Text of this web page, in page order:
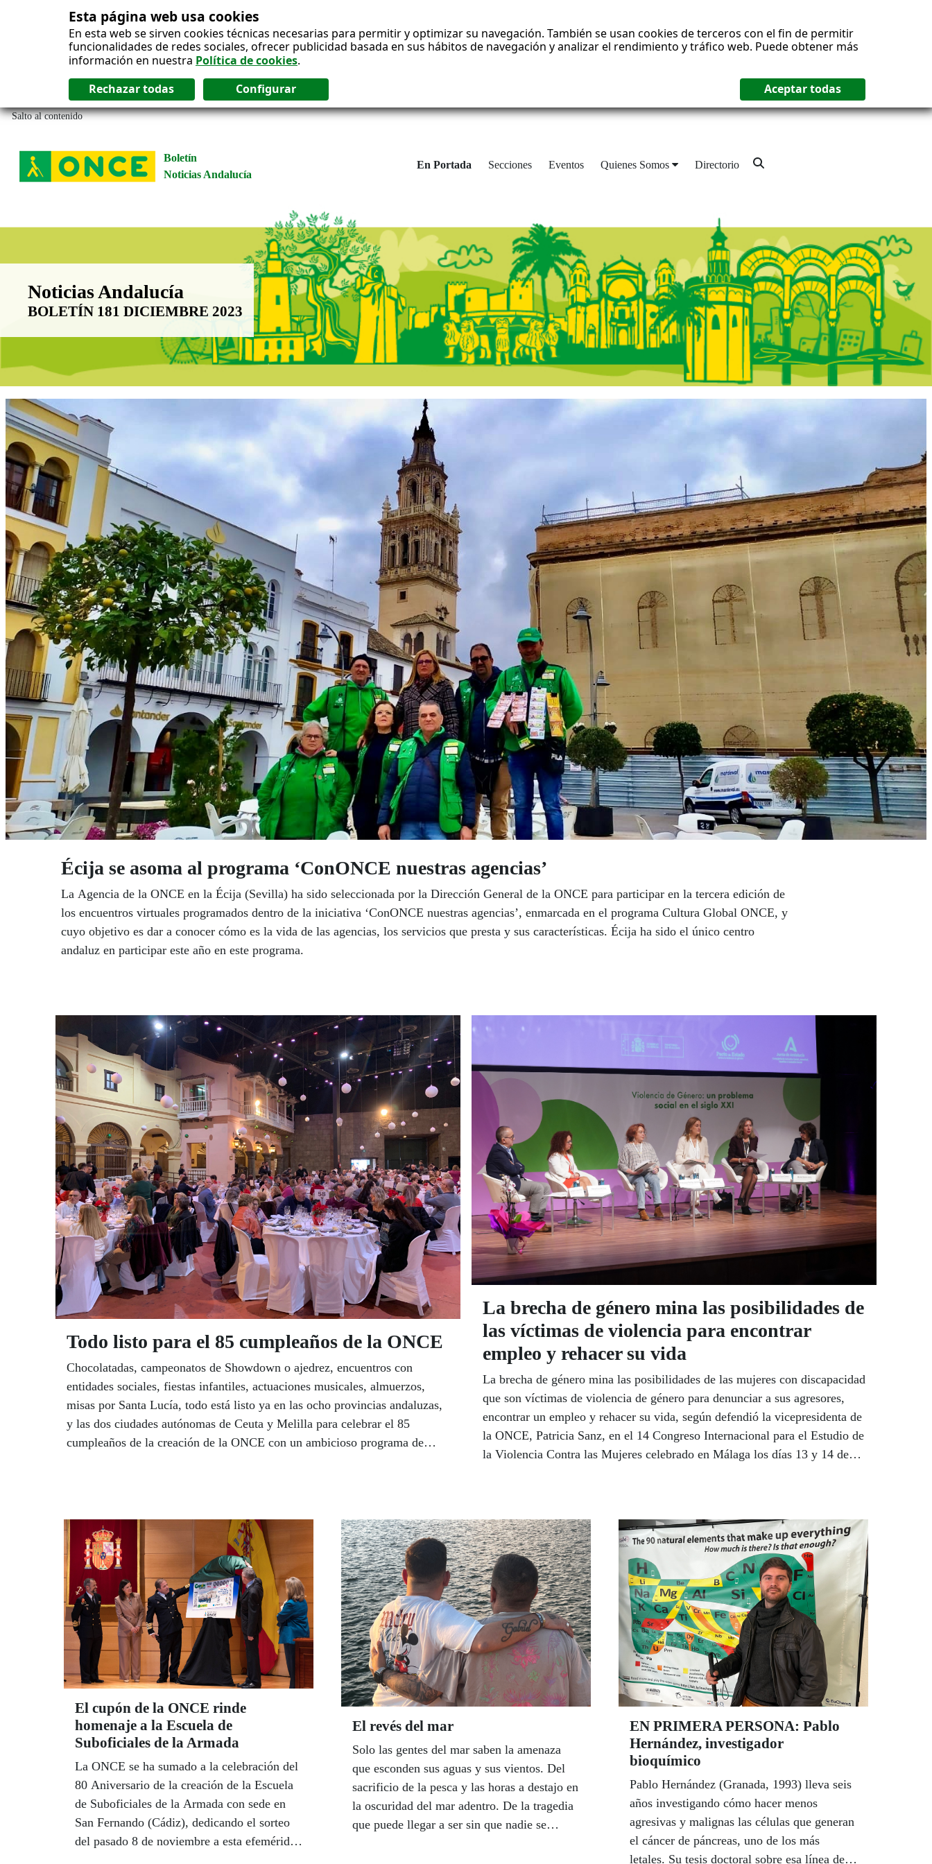
Esta página web usa cookies
En esta web se sirven cookies técnicas necesarias para permitir y optimizar su navegación. También se usan cookies de terceros con el fin de permitir
funcionalidades de redes sociales, ofrecer publicidad basada en sus hábitos de navegación y analizar el rendimiento y tráfico web. Puede obtener más
información en nuestra Política de cookies.
Salto al contenido
Boletín
Noticias Andalucía
En Portada Secciones Eventos Quienes Somos Directorio
Boletín Noticias Andalucía
Noticias Andalucía
BOLETÍN 181 DICIEMBRE 2023
Boletín Noticias Andalucía - En Portada
Écija se asoma al programa ‘ConONCE nuestras agencias’
La Agencia de la ONCE en la Écija (Sevilla) ha sido seleccionada por la Dirección General de la ONCE para participar en la tercera edición de
los encuentros virtuales programados dentro de la iniciativa ‘ConONCE nuestras agencias’, enmarcada en el programa Cultura Global ONCE, y
cuyo objetivo es dar a conocer cómo es la vida de las agencias, los servicios que presta y sus características. Écija ha sido el único centro
andaluz en participar este año en este programa.
Todo listo para el 85 cumpleaños de la ONCE
Chocolatadas, campeonatos de Showdown o ajedrez, encuentros con
entidades sociales, fiestas infantiles, actuaciones musicales, almuerzos,
misas por Santa Lucía, todo está listo ya en las ocho provincias andaluzas,
y las dos ciudades autónomas de Ceuta y Melilla para celebrar el 85
cumpleaños de la creación de la ONCE con un ambicioso programa de
La brecha de género mina las posibilidades de
las víctimas de violencia para encontrar
empleo y rehacer su vida
La brecha de género mina las posibilidades de las mujeres con discapacidad
que son víctimas de violencia de género para denunciar a sus agresores,
encontrar un empleo y rehacer su vida, según defendió la vicepresidenta de
la ONCE, Patricia Sanz, en el 14 Congreso Internacional para el Estudio de
la Violencia Contra las Mujeres celebrado en Málaga los días 13 y 14 de
El cupón de la ONCE rinde
homenaje a la Escuela de
Suboficiales de la Armada
La ONCE se ha sumado a la celebración del
80 Aniversario de la creación de la Escuela
de Suboficiales de la Armada con sede en
San Fernando (Cádiz), dedicando el sorteo
del pasado 8 de noviembre a esta efeméride,
El revés del mar
Solo las gentes del mar saben la amenaza
que esconden sus aguas y sus vientos. Del
sacrificio de la pesca y las horas a destajo en
la oscuridad del mar adentro. De la tragedia
que puede llegar a ser sin que nadie se
EN PRIMERA PERSONA: Pablo
Hernández, investigador
bioquímico
Pablo Hernández (Granada, 1993) lleva seis
años investigando cómo hacer menos
agresivas y malignas las células que generan
el cáncer de páncreas, uno de los más
letales. Su tesis doctoral sobre esa línea de